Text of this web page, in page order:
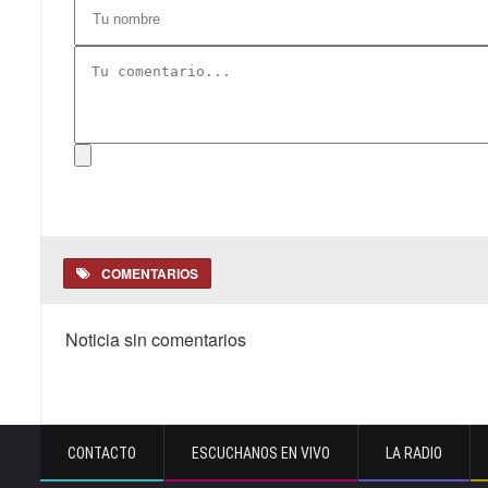
COMENTARIOS
Noticia sin comentarios
CONTACTO ESCUCHANOS EN VIVO LA RADIO